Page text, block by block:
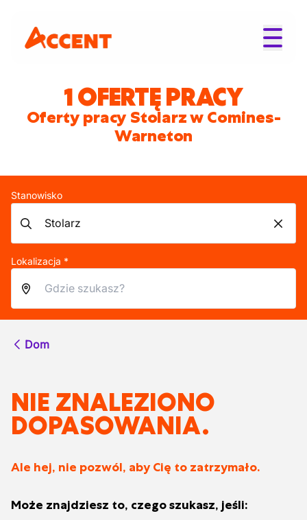
1 OFERTĘ PRACY
Oferty pracy Stolarz w Comines-
Warneton
Stanowisko
Lokalizacja *
Dom
NIE ZNALEZIONO
DOPASOWANIA.
Ale hej, nie pozwól, aby Cię to zatrzymało.
Może znajdziesz to, czego szukasz, jeśli: